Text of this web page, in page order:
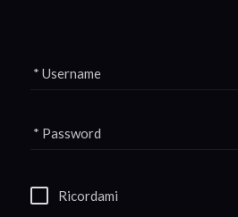
* Username
* Password
Ricordami